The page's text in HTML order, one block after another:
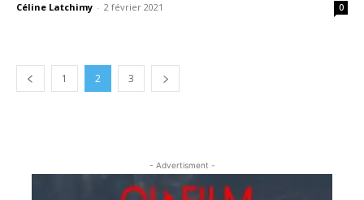
Céline Latchimy - 2 février 2021 0
1 2 3
- Advertisment -